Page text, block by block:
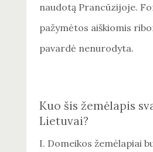
naudotą Prancūzijoje.
pažymėtos aiškiomis
pavardė nenurodyta.
Kuo šis žemėlapis
Lietuvai?
I. Domeikos žemėlapiai